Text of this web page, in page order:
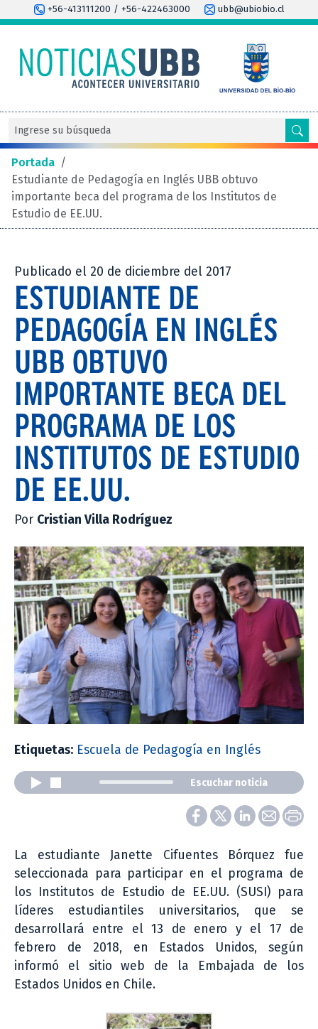
+56-413111200 / +56-422463000 ubb@ubiobio.cl
Portada /
Estudiante de Pedagogía en Inglés UBB obtuvo
importante beca del programa de los Institutos de
Estudio de EE.UU.
Publicado el 20 de diciembre del 2017
ESTUDIANTE DE
PEDAGOGÍA EN INGLÉS
UBB OBTUVO
IMPORTANTE BECA DEL
PROGRAMA DE LOS
INSTITUTOS DE ESTUDIO
DE EE.UU.
Por Cristian Villa Rodríguez
Etiquetas: Escuela de Pedagogía en Inglés
Escuchar noticia
La estudiante Janette Cifuentes Bórquez fue
seleccionada para participar en el programa de
los Institutos de Estudio de EE.UU. (SUSI) para
líderes estudiantiles universitarios, que se
desarrollará entre el 13 de enero y el 17 de
febrero de 2018, en Estados Unidos, según
informó el sitio web de la Embajada de los
Estados Unidos en Chile.